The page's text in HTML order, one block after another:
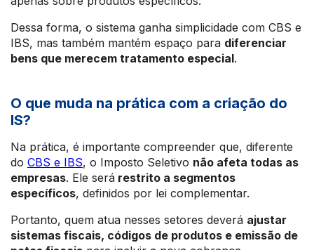
Dessa forma, o sistema ganha simplicidade com CBS e
IBS, mas também mantém espaço para diferenciar
bens que merecem tratamento especial.
O que muda na prática com a criação do
IS?
Na prática, é importante compreender que, diferente
do CBS e IBS, o Imposto Seletivo não afeta todas as
empresas. Ele será restrito a segmentos
específicos, definidos por lei complementar.
Portanto, quem atua nesses setores deverá ajustar
sistemas fiscais, códigos de produtos e emissão de